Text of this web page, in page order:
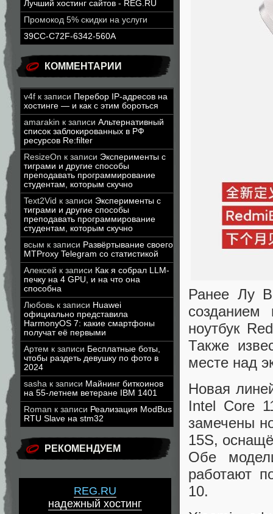
Лучший хостинг сайтов - REG.RU
Промокод 5% скидки на услуги
39CC-C72F-6342-560A
КОММЕНТАРИИ
v4f к записи Перебор IP-адресов на
хостинге — и как с этим бороться
amarakin к записи Альтернативный
список заблокированных в РФ
ресурсов Re:filter
ResizeOn к записи Эксперименты с
тиграми и другие способы
преподавать программирование
студентам, которым скучно
Text2Vid к записи Эксперименты с
тиграми и другие способы
преподавать программирование
студентам, которым скучно
всым к записи Развёртывание своего
MTProxy Telegram со статистикой
Алексей к записи Как я собрал LLM-
печку на 4 GPU, и на что она
способна
Любовь к записи Huawei
официально представила
HarmonyOS 7: какие смартфоны
получат её первыми
Артем к записи Бесплатные боты,
чтобы раздеть девушку по фото в
2024
sasha к записи Майнинг биткоинов
на 55-летнем ветеране IBM 1401
Roman к записи Реализация ModBus
RTU Slave на stm32
РЕКОМЕНДУЕМ
REG.RU
надежный хостинг
Ранее Лу
ноутбук
Также
месте над
Новая
Intel Core
замечены
15S,
Обе
работают
10.